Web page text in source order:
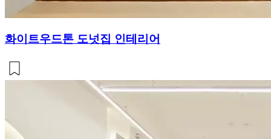
화이트우드톤 도넛집 인테리어